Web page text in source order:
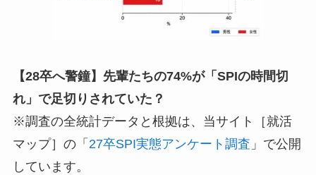
【28卒へ警鐘】先輩たちの74%が「SPIの時間切
れ」で足切りされていた？
※調査の全統計データと根拠は、当サイト［就活
マップ］の「 27卒SPI実態アンケート調査 」で公開
しています。